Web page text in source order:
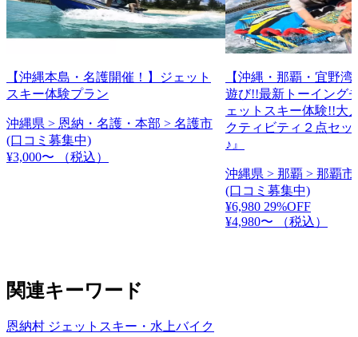
【沖縄本島・名護開催！】ジェット
スキー体験プラン
沖縄県 > 恩納・名護・本部 > 名護市
(口コミ募集中)
¥3,000〜
（税込）
【沖縄・那覇・宜野
遊び!!最新トーイング
ェットスキー体験!!大
クティビティ２点セ
♪』
沖縄県 > 那覇 > 那覇市
(口コミ募集中)
¥6,980 29%OFF
¥4,980〜
（税込）
関連キーワード
恩納村 ジェットスキー・水上バイク